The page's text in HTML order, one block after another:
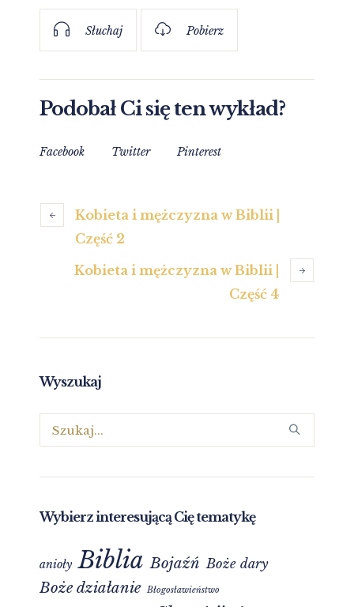
Słuchaj Pobierz
Podobał Ci się ten wykład?
Facebook Twitter Pinterest
Kobieta i mężczyzna w Biblii |
Część 2
Kobieta i mężczyzna w Biblii |
Część 4
Wyszukaj
Wybierz interesującą Cię tematykę
anioły Biblia Bojaźń Boże dary
Boże działanie Błogosławieństwo